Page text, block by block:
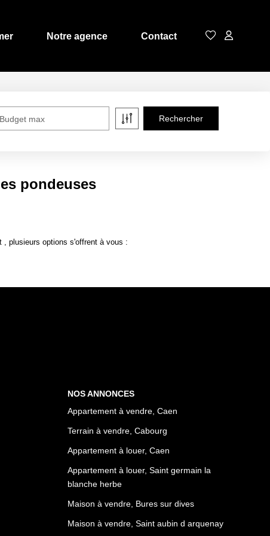
Notre agence Contact
Budget max
pondeuses
, plusieurs options s'offrent à vous :
NOS ANNONCES
Appartement à vendre, Caen
Terrain à vendre, Cabourg
Appartement à louer, Caen
Appartement à louer, Saint germain la
blanche herbe
Maison à vendre, Bures sur dives
Maison à vendre, Saint aubin d arquenay